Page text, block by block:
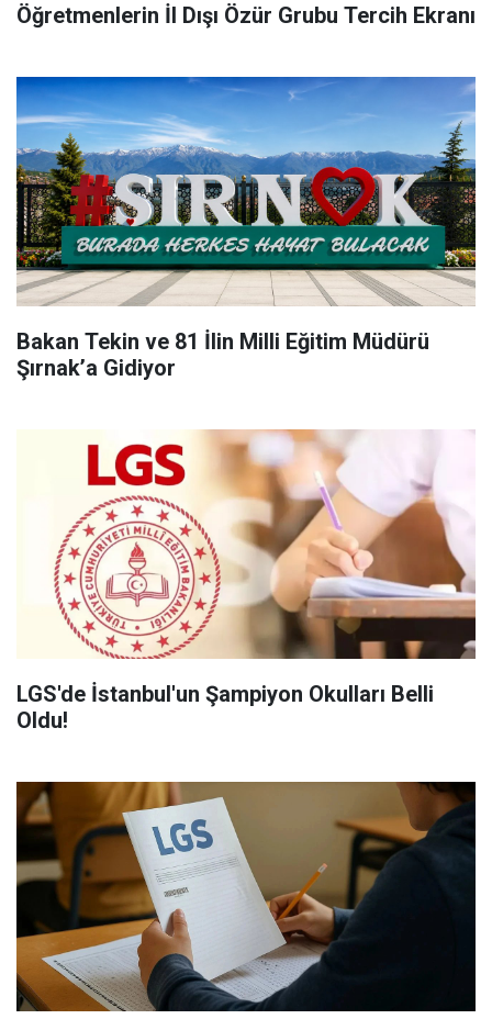
Öğretmenlerin İl Dışı Özür Grubu Tercih Ekranı
Bakan Tekin ve 81 İlin Milli Eğitim Müdürü
Şırnak’a Gidiyor
LGS'de İstanbul'un Şampiyon Okulları Belli
Oldu!